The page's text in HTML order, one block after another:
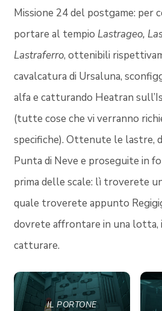
Missione 24 del postgame: per
portare al tempio Lastrageo,
Lastraferro, ottenibili
cavalcatura di Ursaluna,
alfa e catturando Heatran
(tutte cose che vi verranno
specifiche). Ottenute le lastre,
Punta di Neve e proseguite in
prima delle scale: lì troverete
quale troverete appunto
dovrete affrontare in una lotta,
catturare.
IL PORTONE